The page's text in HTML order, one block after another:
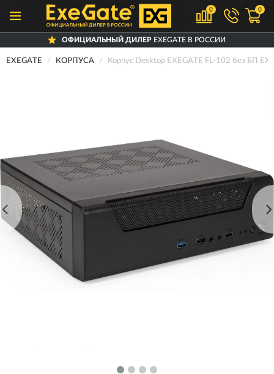
0 0
ОФИЦИАЛЬНЫЙ ДИЛЕРEXEGATE В РОССИИ
EXEGATE КОРПУСА Корпус Desktop EXEGATE FL-102 без БП